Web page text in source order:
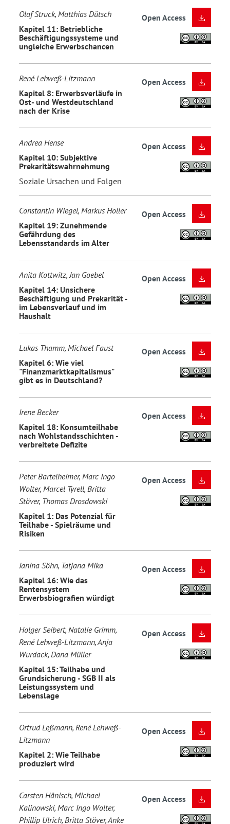
Olaf Struck, Matthias Dütsch
Kapitel 11: Betriebliche
Beschäftigungssysteme und
ungleiche Erwerbschancen
Open Access
René Lehweß-Litzmann
Kapitel 8: Erwerbsverläufe in
Ost- und Westdeutschland
nach der Krise
Open Access
Andrea Hense
Kapitel 10: Subjektive
Prekaritätswahrnehmung
Soziale Ursachen und Folgen
Open Access
Constantin Wiegel, Markus Holler
Kapitel 19: Zunehmende
Gefährdung des
Lebensstandards im Alter
Open Access
Anita Kottwitz, Jan Goebel
Kapitel 14: Unsichere
Beschäftigung und Prekarität -
im Lebensverlauf und im
Haushalt
Open Access
Lukas Thamm, Michael Faust
Kapitel 6: Wie viel
"Finanzmarktkapitalismus"
gibt es in Deutschland?
Open Access
Irene Becker
Kapitel 18: Konsumteilhabe
nach Wohlstandsschichten -
verbreitete Defizite
Open Access
Peter Bartelheimer, Marc Ingo
Wolter, Marcel Tyrell, Britta
Stöver, Thomas Drosdowski
Kapitel 1: Das Potenzial für
Teilhabe - Spielräume und
Risiken
Open Access
Janina Söhn, Tatjana Mika
Kapitel 16: Wie das
Rentensystem
Erwerbsbiografien würdigt
Open Access
Holger Seibert, Natalie Grimm,
René Lehweß-Litzmann, Anja
Wurdack, Dana Müller
Kapitel 15: Teilhabe und
Grundsicherung - SGB II als
Leistungssystem und
Lebenslage
Open Access
Ortrud Leßmann, René Lehweß-
Litzmann
Kapitel 2: Wie Teilhabe
produziert wird
Open Access
Carsten Hänisch, Michael
Kalinowski, Marc Ingo Wolter,
Phillip Ulrich, Britta Stöver, Anke
Open Access